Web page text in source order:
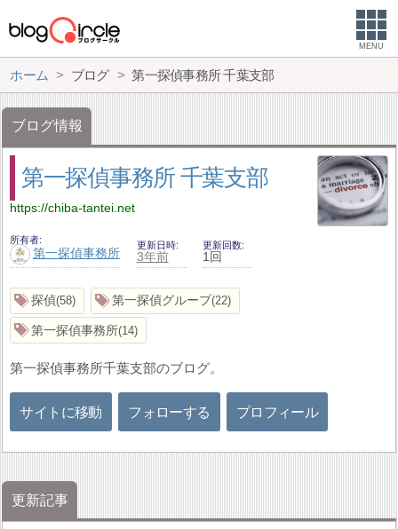
MENU
ホーム ブログ 第一探偵事務所 千葉支部
ブログ情報
第一探偵事務所 千葉支部
https://chiba-tantei.net
所有者
第一探偵事務所
更新日時
3年前
更新回数
1回
探偵 58 第一探偵グループ 22
第一探偵事務所 14
第一探偵事務所千葉支部のブログ。
サイトに移動 フォローする プロフィール
更新記事